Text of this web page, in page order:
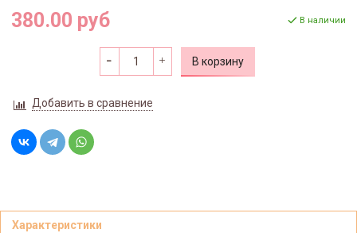
380.00 руб В наличии
В корзину
Добавить в сравнение
Характеристики